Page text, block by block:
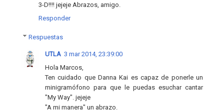
3-D!!!! jejeje Abrazos, amigo.
Responder
Respuestas
UTLA 3 mar 2014, 23:39:00
Hola Marcos,
Ten cuidado que Danna Kai es capaz de ponerle un
minigramófono para que le puedas esuchar cantar
"My Way". jejeje
"A mi manera" un abrazo.